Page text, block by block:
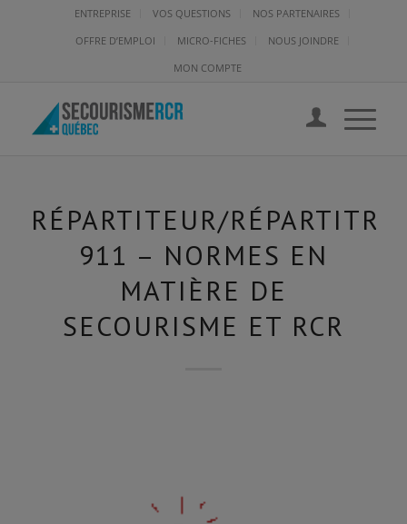
ENTREPRISE VOS QUESTIONS
NOS PARTENAIRES
OFFRE D’EMPLOI
MICRO-FICHES
NOUS JOINDRE
MON COMPTE
RÉPARTITEUR/
911 – NORMES EN
MATIÈRE DE
SECOURISME ET RCR